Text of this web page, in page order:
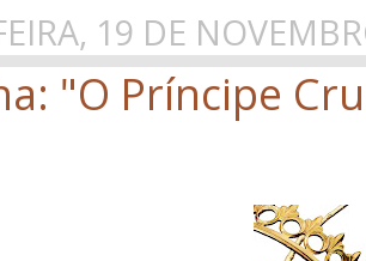
19 DE
"O Príncipe